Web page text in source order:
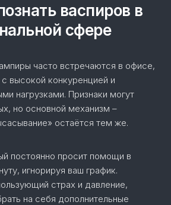
васпиров в
сфере
часто встречаются в офисе,
высокой конкуренцией и
нагрузками. Признаки могут
но основной механизм –
остаётся тем же.
постоянно просит помощи в
игнорируя ваш график.
страх и давление,
на себя дополнительные